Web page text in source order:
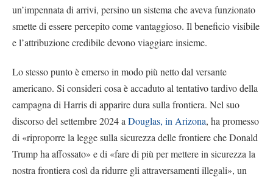
un’impennata di arrivi, persino un sistema che aveva funzionato
smette di essere percepito come vantaggioso. Il beneficio visibile
e l’attribuzione credibile devono viaggiare insieme.
Lo stesso punto è emerso in modo più netto dal versante
americano. Si consideri cosa è accaduto al tentativo tardivo della
campagna di Harris di apparire dura sulla frontiera. Nel suo
discorso del settembre 2024 a Douglas, in Arizona, ha promesso
di «riproporre la legge sulla sicurezza delle frontiere che Donald
Trump ha affossato» e di «fare di più per mettere in sicurezza la
nostra frontiera così da ridurre gli attraversamenti illegali», un